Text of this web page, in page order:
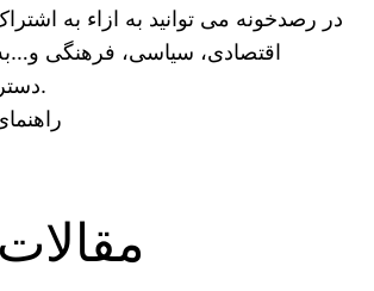
در رصدخونه می توانید به ازاء به
اقتصادی، سیاسی، فرهنگی
دسترسی داشته باشید.